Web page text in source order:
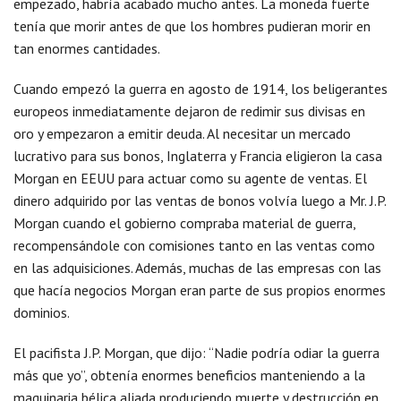
empezado, habría acabado mucho antes. La moneda fuerte
tenía que morir antes de que los hombres pudieran morir en
tan enormes cantidades.
Cuando empezó la guerra en agosto de 1914, los beligerantes
europeos inmediatamente dejaron de redimir sus divisas en
oro y empezaron a emitir deuda. Al necesitar un mercado
lucrativo para sus bonos, Inglaterra y Francia eligieron la casa
Morgan en EEUU para actuar como su agente de ventas. El
dinero adquirido por las ventas de bonos volvía luego a Mr. J.P.
Morgan cuando el gobierno compraba material de guerra,
recompensándole con comisiones tanto en las ventas como
en las adquisiciones. Además, muchas de las empresas con las
que hacía negocios Morgan eran parte de sus propios enormes
dominios.
El pacifista J.P. Morgan, que dijo: “Nadie podría odiar la guerra
más que yo”, obtenía enormes beneficios manteniendo a la
maquinaria bélica aliada produciendo muerte y destrucción en